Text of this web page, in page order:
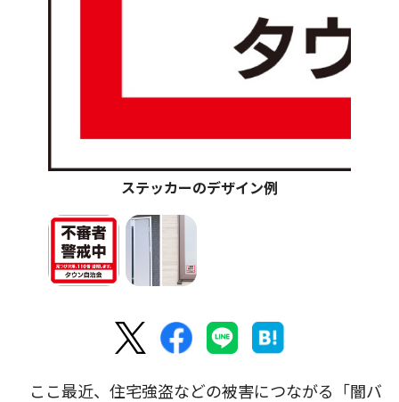
ステッカーのデザイン例
ここ最近、住宅強盗などの被害につながる「闇バ